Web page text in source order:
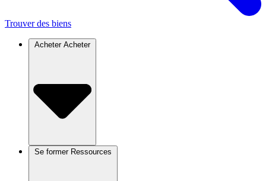
Trouver des biens
Acheter Acheter
Se former